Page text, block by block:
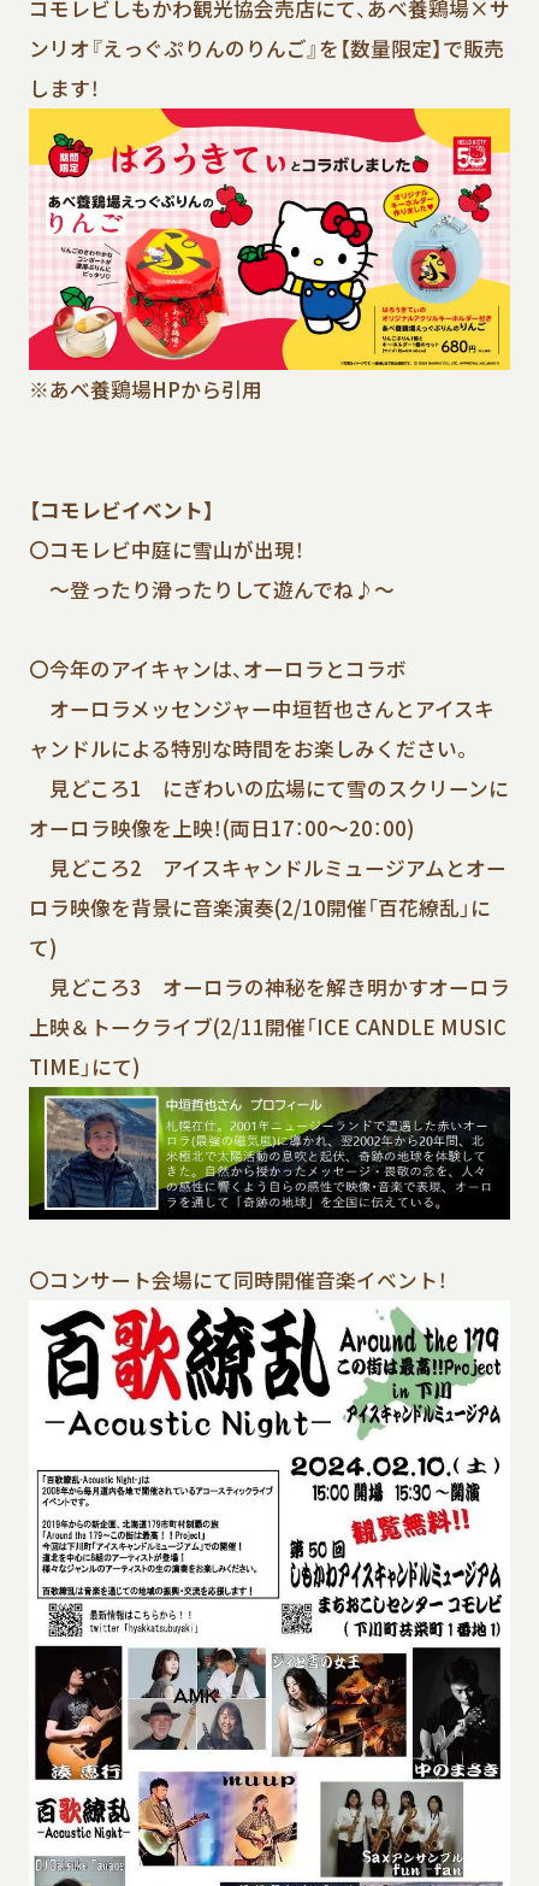
コモレビしもかわ観光協会売店にて、あべ養鶏場×サ
ンリオ『えっぐぷりんのりんご』を【数量限定】で販売
します！
※あべ養鶏場HPから引用
【コモレビイベント】
〇コモレビ中庭に雪山が出現！
～登ったり滑ったりして遊んでね♪～
〇今年のアイキャンは、オーロラとコラボ
オーロラメッセンジャー中垣哲也さんとアイスキ
ャンドルによる特別な時間をお楽しみください。
見どころ1 にぎわいの広場にて雪のスクリーンに
オーロラ映像を上映！(両日17：00～20：00)
見どころ2 アイスキャンドルミュージアムとオー
ロラ映像を背景に音楽演奏(2/10開催「百花繚乱」に
て)
見どころ3 オーロラの神秘を解き明かすオーロラ
上映＆トークライブ(2/11開催「ICE CANDLE MUSIC
TIME」にて)
〇コンサート会場にて同時開催音楽イベント！